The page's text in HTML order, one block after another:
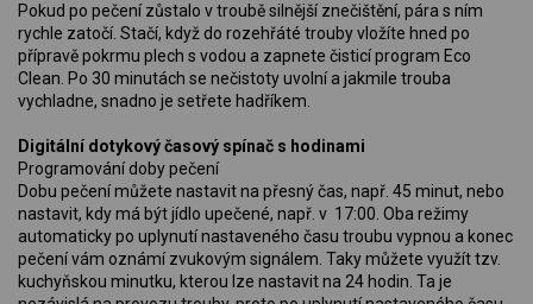
Pokud po pečení zůstalo v troubě silnější znečištění, pára s ním
rychle zatočí. Stačí, když do rozehřáté trouby vložíte hned po
přípravě pokrmu plech s vodou a zapnete čisticí program Eco
Clean. Po 30 minutách se nečistoty uvolní a jakmile trouba
vychladne, snadno je setřete hadříkem.
Digitální dotykový časový spínač s hodinami
Programování doby pečení
Dobu pečení můžete nastavit na přesný čas, např. 45 minut, nebo
nastavit, kdy má být jídlo upečené, např. v 17:00. Oba režimy
automaticky po uplynutí nastaveného času troubu vypnou a konec
pečení vám oznámí zvukovým signálem. Taky můžete využít tzv.
kuchyňskou minutku, kterou lze nastavit na 24 hodin. Ta je